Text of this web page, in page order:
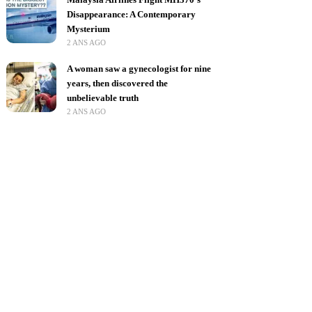
Disappearance: A Contemporary
Mysterium
2 ANS AGO
A woman saw a gynecologist for nine
years, then discovered the
unbelievable truth
2 ANS AGO